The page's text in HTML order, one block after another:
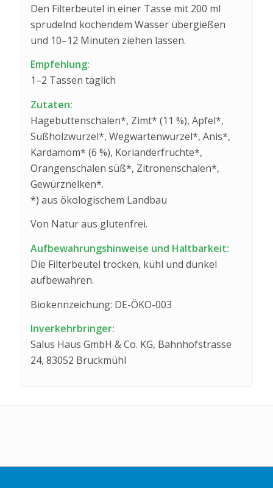
Den Filterbeutel in einer Tasse mit 200 ml
sprudelnd kochendem Wasser übergießen
und 10–12 Minuten ziehen lassen.
Empfehlung:
1–2 Tassen täglich
Zutaten:
Hagebuttenschalen*, Zimt* (11 %), Apfel*,
Süßholzwurzel*, Wegwartenwurzel*, Anis*,
Kardamom* (6 %), Korianderfrüchte*,
Orangenschalen süß*, Zitronenschalen*,
Gewürznelken*.
*) aus ökologischem Landbau
Von Natur aus glutenfrei.
Aufbewahrungshinweise und Haltbarkeit:
Die Filterbeutel trocken, kühl und dunkel
aufbewahren.
Biokennzeichung: DE-ÖKO-003
Inverkehrbringer:
Salus Haus GmbH & Co. KG, Bahnhofstrasse
24, 83052 Bruckmühl